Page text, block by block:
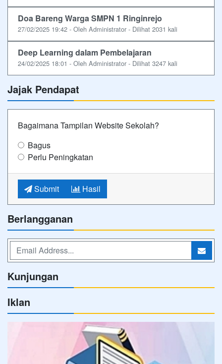
Doa Bareng Warga SMPN 1 Ringinrejo
27/02/2025 19:42 - Oleh Administrator - Dilihat 2031 kali
Deep Learning dalam Pembelajaran
24/02/2025 18:01 - Oleh Administrator - Dilihat 3247 kali
Jajak Pendapat
Bagaimana Tampilan Website Sekolah?
Bagus
Perlu Peningkatan
Submit Hasil
Berlangganan
Kunjungan
Iklan